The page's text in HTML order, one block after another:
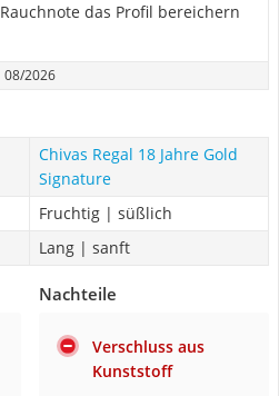
das Profil bereichern
08/2026
Chivas Regal 18 Jahre Gold
Signature
Fruchtig | süßlich
Lang | sanft
Nachteile
Verschluss aus
Kunststoff